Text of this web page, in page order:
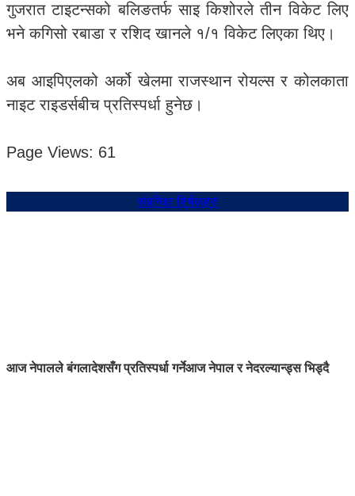
गुजरात टाइटन्सको बलिङतर्फ साइ किशोरले तीन विकेट लिए
भने कगिसो रबाडा र रशिद खानले १/१ विकेट लिएका थिए।
अब आइपिएलको अर्को खेलमा राजस्थान रोयल्स र कोलकाता
नाइट राइडर्सबीच प्रतिस्पर्धा हुनेछ।
Page Views: 61
संबन्धित शिर्षकहरु
आज नेपालले बंगलादेशसँग प्रतिस्पर्धा गर्नेआज नेपाल र नेदरल्यान्ड्स भिड्दै